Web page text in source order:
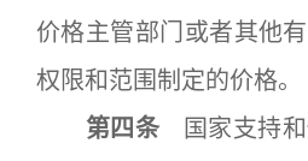
价格主管部门或者其他
权限和范围制定的价格。
第四条 国家支持和